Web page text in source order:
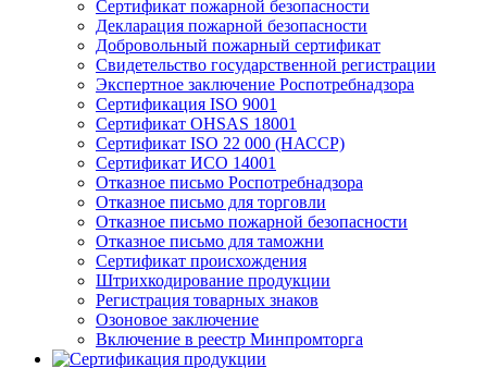
Сертификат пожарной безопасности
Декларация пожарной безопасности
Добровольный пожарный сертификат
Свидетельство государственной регистрации
Экспертное заключение Роспотребнадзора
Сертификация ISO 9001
Сертификат OHSAS 18001
Сертификат ISO 22 000 (НАССР)
Сертификат ИСО 14001
Отказное письмо Роспотребнадзора
Отказное письмо для торговли
Отказное письмо пожарной безопасности
Отказное письмо для таможни
Сертификат происхождения
Штрихкодирование продукции
Регистрация товарных знаков
Озоновое заключение
Включение в реестр Минпромторга